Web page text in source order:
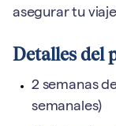
asegurar tu
Detalles del
2 semanas
semanales)